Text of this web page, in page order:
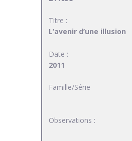
Titre :
L’avenir d’une illusion
Date :
2011
Famille/Série
Observations :